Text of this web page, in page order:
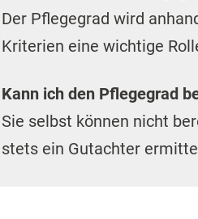
Der Pflegegrad wird
Kriterien eine wichtige
Kann ich den Pflegegrad
Sie selbst können nicht
stets ein Gutachter